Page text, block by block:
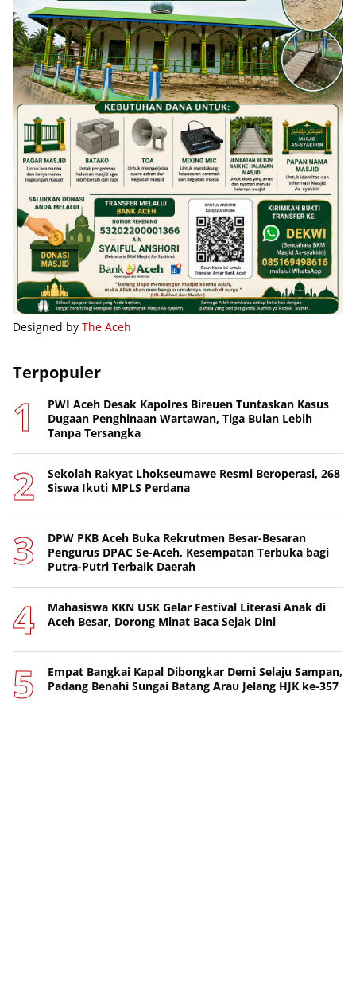
Designed by The Aceh
Terpopuler
PWI Aceh Desak Kapolres Bireuen Tuntaskan Kasus
Dugaan Penghinaan Wartawan, Tiga Bulan Lebih
Tanpa Tersangka
Sekolah Rakyat Lhokseumawe Resmi Beroperasi, 268
Siswa Ikuti MPLS Perdana
DPW PKB Aceh Buka Rekrutmen Besar-Besaran
Pengurus DPAC Se-Aceh, Kesempatan Terbuka bagi
Putra-Putri Terbaik Daerah
Mahasiswa KKN USK Gelar Festival Literasi Anak di
Aceh Besar, Dorong Minat Baca Sejak Dini
Empat Bangkai Kapal Dibongkar Demi Selaju Sampan,
Padang Benahi Sungai Batang Arau Jelang HJK ke-357